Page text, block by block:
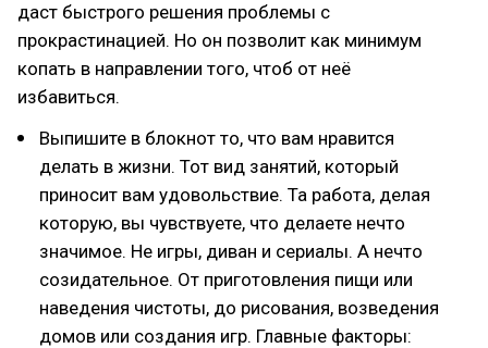
даст быстрого решения проблемы с
прокрастинацией. Но он позволит как минимум
копать в направлении того, чтоб от неё
избавиться.
Выпишите в блокнот то, что вам нравится
делать в жизни. Тот вид занятий, который
приносит вам удовольствие. Та работа, делая
которую, вы чувствуете, что делаете нечто
значимое. Не игры, диван и сериалы. А нечто
созидательное. От приготовления пищи или
наведения чистоты, до рисования, возведения
домов или создания игр. Главные факторы: